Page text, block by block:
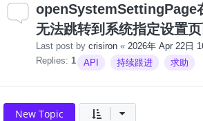
openSystemSettingPage
无法跳转到系统指定设置
Last post by crisiron « 2026年 Apr 22日
Replies: 1 API 持续跟进 求助
New Topic